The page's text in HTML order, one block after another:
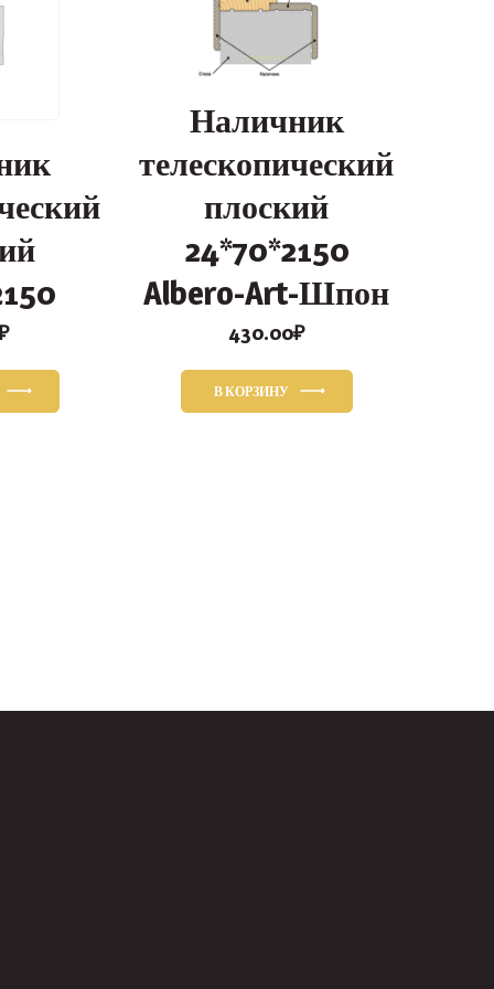
Наличник
телескопический
плоский
24*70*2150
Albero-Art-Шпон
430.00₽
В КОРЗИНУ